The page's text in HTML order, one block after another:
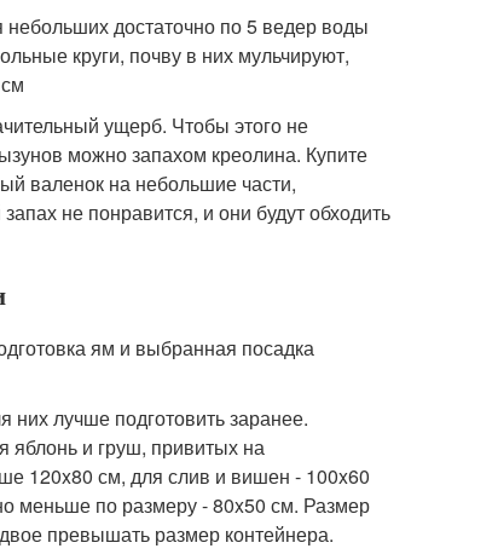
достаточно по 5 ведер воды
круги, почву в них мульчируют,
ущерб. Чтобы этого не
можно запахом креолина. Купите
валенок на небольшие части,
не понравится, и они будут обходить
ям и выбранная посадка
лучше подготовить заранее.
яблонь и груш, привитых на
120x80 см, для слив и вишен - 100x60
меньше по размеру - 80x50 см. Размер
превышать размер контейнера.